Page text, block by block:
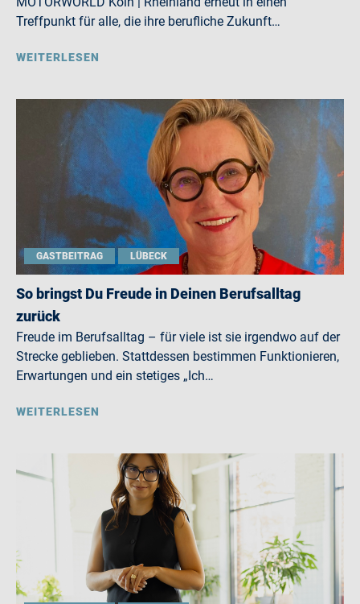
Treffpunkt für alle, die ihre berufliche Zukunft…
WEITERLESEN
GASTBEITRAG LÜBECK
So bringst Du Freude in Deinen Berufsalltag
zurück
Freude im Berufsalltag – für viele ist sie irgendwo auf der
Strecke geblieben. Stattdessen bestimmen Funktionieren,
Erwartungen und ein stetiges „Ich…
WEITERLESEN